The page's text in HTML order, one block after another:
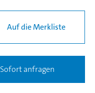
Auf die Merkliste
Sofort anfragen